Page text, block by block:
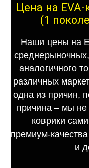
Цена на
(1
Наши цены на
аналогичного
различных
одна из причин,
причина – мы
коврики
премиум-
и